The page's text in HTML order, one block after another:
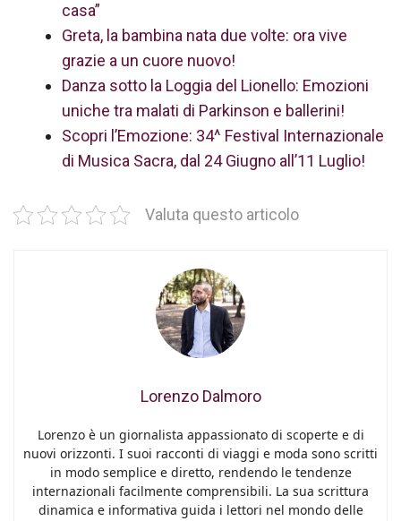
casa”
Greta, la bambina nata due volte: ora vive
grazie a un cuore nuovo!
Danza sotto la Loggia del Lionello: Emozioni
uniche tra malati di Parkinson e ballerini!
Scopri l’Emozione: 34^ Festival Internazionale
di Musica Sacra, dal 24 Giugno all’11 Luglio!
Valuta questo articolo
Lorenzo Dalmoro
Lorenzo è un giornalista appassionato di scoperte e di
nuovi orizzonti. I suoi racconti di viaggi e moda sono scritti
in modo semplice e diretto, rendendo le tendenze
internazionali facilmente comprensibili. La sua scrittura
dinamica e informativa guida i lettori nel mondo delle